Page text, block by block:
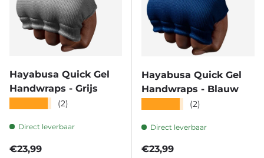
Hayabusa Quick Gel
Handwraps - Grijs
(2)
Direct leverbaar
Reguliere prijs
€23,99
Hayabusa Quick Gel
Handwraps - Blauw
(2)
Direct leverbaar
Reguliere prijs
€23,99